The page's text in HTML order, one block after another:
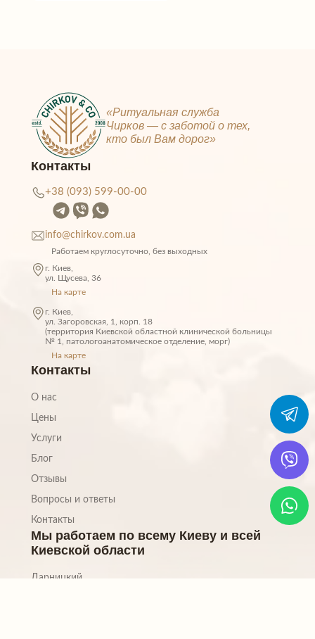
«Ритуальная служба
Чирков — c заботой о тех,
кто был Вам дорог»
Контакты
+38 (093) 599-00-00
г. Киев,
ул. Загоровская, 1, корп. 18
(территория Киевской областной клинической больницы
№ 1, патологоанатомическое отделение, морг)
На карте
info@chirkov.com.ua
Работаем круглосуточно, без выходных
г. Киев,
ул. Щусeва, 36
На карте
Контакты
О нас
Цены
Услуги
Блог
Отзывы
Вопросы и ответы
Контакты
Мы работаем по всему Киеву и всей
Киевской области
Дарницкий